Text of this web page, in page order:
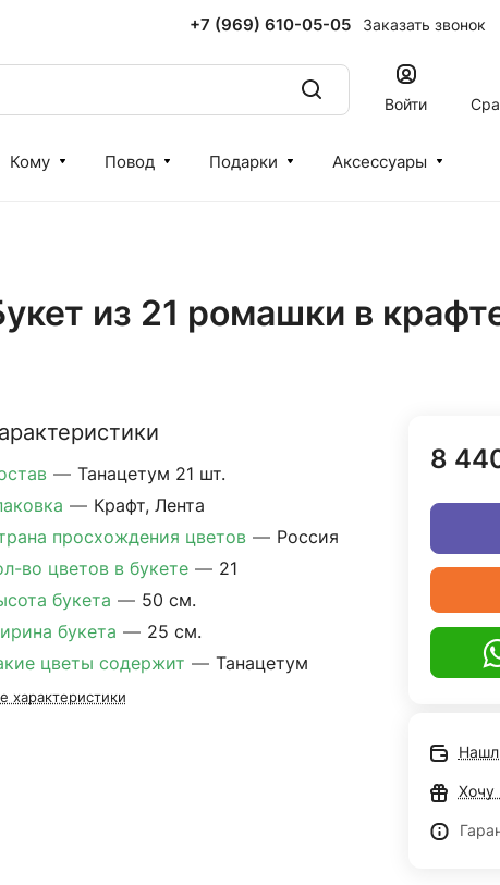
+7 (969) 610-05-05 Заказать звонок
Войти
Кому Повод Подарки Аксессуары
из 21 ромашки в
— Танацетум 21 шт.
— Крафт, Лента
просхождения цветов — Россия
во цветов в букете — 21
букета — 50 см.
букета — 25 см.
цветы содержит — Танацетум
характеристики
8
Хочу